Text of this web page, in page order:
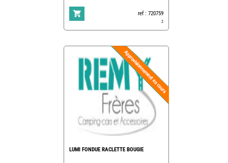
ref : 720759
2
LUMI FONDUE RACLETTE BOUGIE